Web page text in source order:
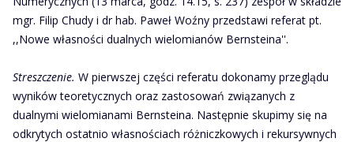
mgr. Filip Chudy i dr hab. Paweł Woźny przedstawi referat pt.
,,Nowe własności dualnych wielomianów Bernsteina''.
Streszczenie. W pierwszej części referatu dokonamy przeglądu
wyników teoretycznych oraz zastosowań związanych z
dualnymi wielomianami Bernsteina. Następnie skupimy się na
odkrytych ostatnio własnościach różniczkowych i rekursywnych